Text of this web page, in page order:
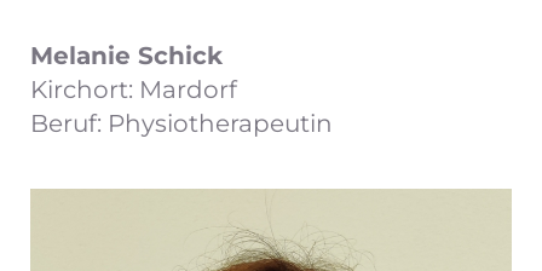
Melanie Schick
Kirchort: Mardorf
Beruf: Physiotherapeutin